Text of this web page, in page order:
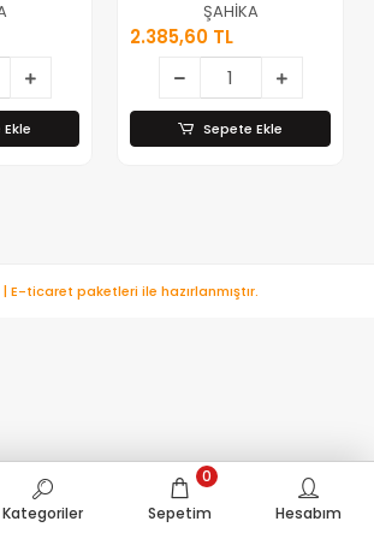
Isıtıcısı (
Çakmaklık Fişli
ŞAHİKA
2.385,60 TL
Sepete Ekle
Kategoriler Sepetim
0
Hesabım
E-ticaret paketleri ile hazırlanmıştır.